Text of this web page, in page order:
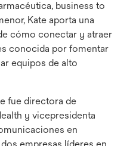
business to
Kate aporta una
cómo conectar y atraer
conocida por fomentar
equipos de alto
fue directora de
y vicepresidenta
en